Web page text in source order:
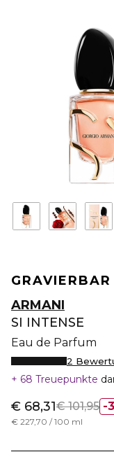
GRAVIERBAR
ARMANI
SI INTENSE
Eau de Parfum
2
68 Treuepunkte
€ 68,31€ 101,95
€ 227,70 / 100 ml